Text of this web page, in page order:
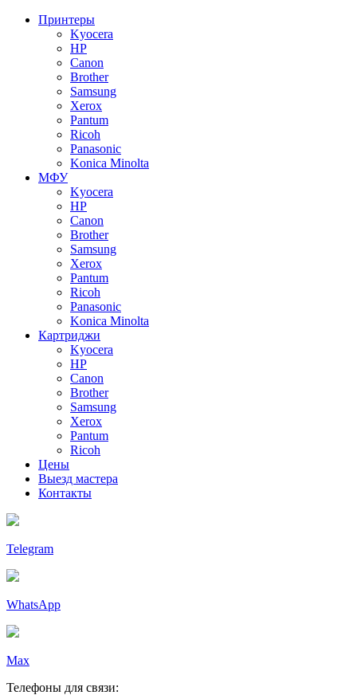
Принтеры
Kyocera
HP
Canon
Brother
Samsung
Xerox
Pantum
Ricoh
Panasonic
Konica Minolta
МФУ
Kyocera
HP
Canon
Brother
Samsung
Xerox
Pantum
Ricoh
Panasonic
Konica Minolta
Картриджи
Kyocera
HP
Canon
Brother
Samsung
Xerox
Pantum
Ricoh
Цены
Выезд мастера
Контакты
Telegram
WhatsApp
Max
Телефоны для связи: